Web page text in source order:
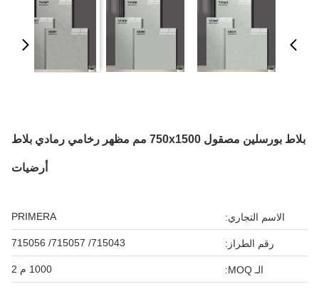
بلاط بورسلين مصقول 750x1500 مم مظهر رخامي رمادي بلاط
أرضيات
الاسم التجاري: PRIMERA
رقم الطراز: 715043/ 715057/ 715056
الـ MOQ: 1000 م 2